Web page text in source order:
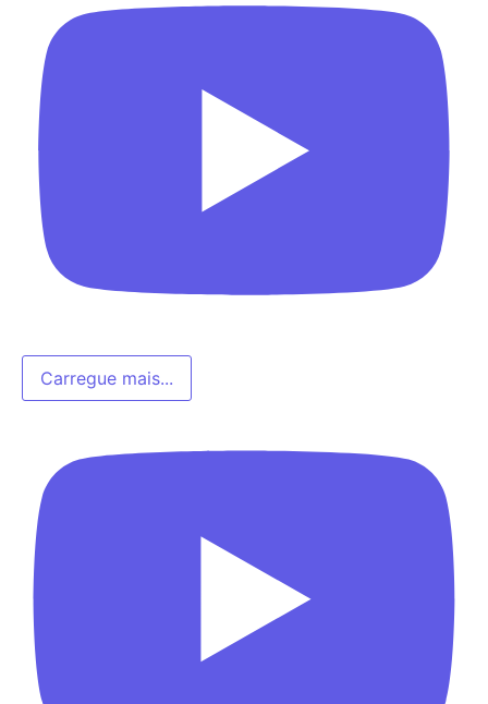
Carregue mais...